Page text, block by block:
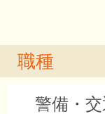
職種
警備・